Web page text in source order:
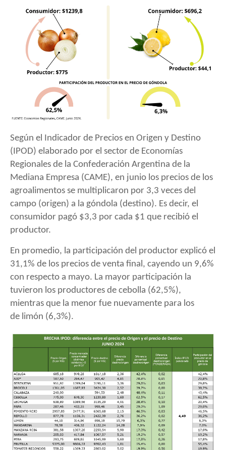
Según el Indicador de Precios en Origen y Destino
(IPOD) elaborado por el sector de Economías
Regionales de la Confederación Argentina de la
Mediana Empresa (CAME), en junio los precios de los
agroalimentos se multiplicaron por 3,3 veces del
campo (origen) a la góndola (destino). Es decir, el
consumidor pagó $3,3 por cada $1 que recibió el
productor.
En promedio, la participación del productor explicó el
31,1% de los precios de venta final, cayendo un 9,6%
con respecto a mayo. La mayor participación la
tuvieron los productores de cebolla (62,5%),
mientras que la menor fue nuevamente para los
de limón (6,3%).